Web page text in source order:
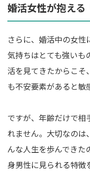
婚活女性が抱え
さらに、婚活中の女性
気持ちはとても強いも
活を見てきたからこそ
も不安要素があると敏
ですが、年齢だけで相
れません。大切なの
んな人生を歩んできた
身男性に見られる特徴